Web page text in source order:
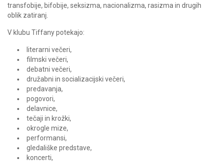
transfobije, bifobije, seksizma, nacionalizma, rasizma in drugih
oblik zatiranj.
V klubu Tiffany potekajo:
literarni večeri,
filmski večeri,
debatni večeri,
družabni in socializacijski večeri,
predavanja,
pogovori,
delavnice,
tečaji in krožki,
okrogle mize,
performansi,
gledališke predstave,
koncerti,